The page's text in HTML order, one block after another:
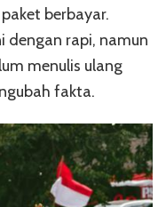
berbayar.
dengan rapi, namun
menulis ulang
fakta.